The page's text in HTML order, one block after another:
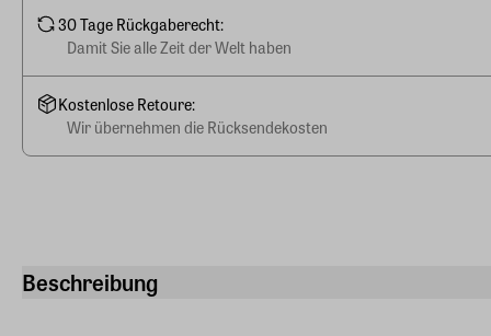
Beschreibung
30 Tage Rückgaberecht:
Damit Sie alle Zeit der Welt haben
Kostenlose Retoure:
Wir übernehmen die Rücksendekosten